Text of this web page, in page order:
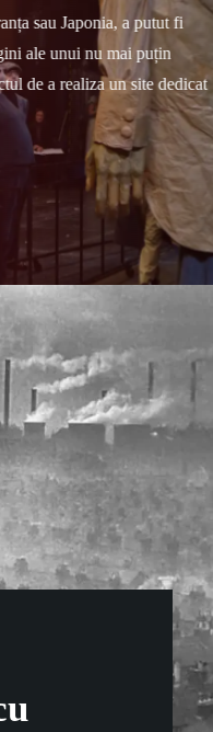
a putut fi
nu mai puțin
un site dedicat
octombrie. Echipa de
Cristina Rusiecki,
(moi!) și directorul de
Citește Articolul